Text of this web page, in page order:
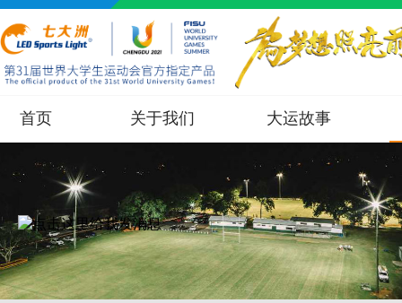
首页 关于我们 大运故事